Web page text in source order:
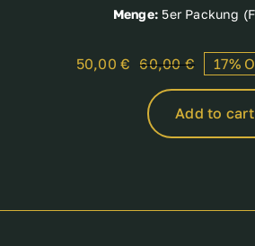
Menge: 5er Packung
60,00€Original
price
was:
60,00 €.
50,00€
Current
price
is:
50,00 €.
17%
Add to cart